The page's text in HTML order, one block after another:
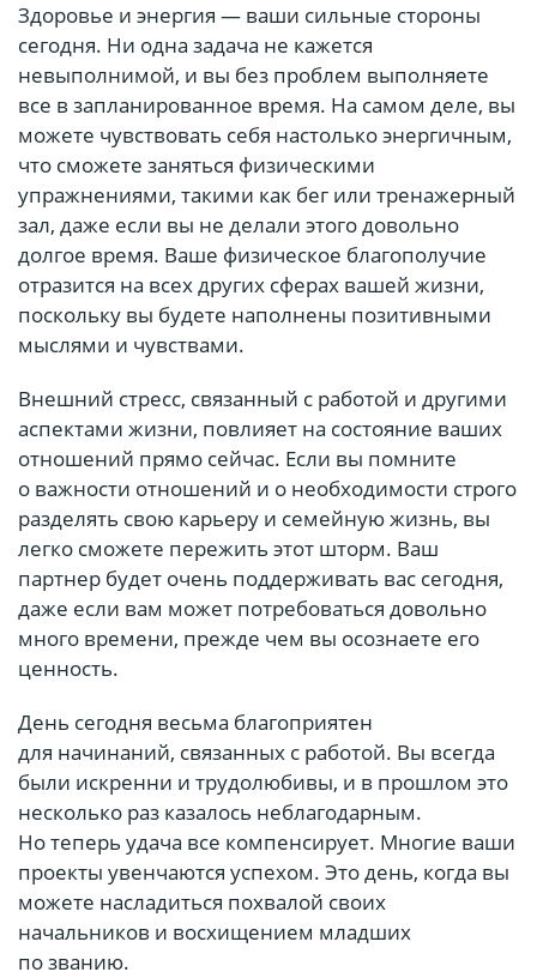
Здоровье и энергия — ваши сильные стороны
сегодня. Ни одна задача не кажется
невыполнимой, и вы без проблем выполняете
все в запланированное время. На самом деле, вы
можете чувствовать себя настолько энергичным,
что сможете заняться физическими
упражнениями, такими как бег или тренажерный
зал, даже если вы не делали этого довольно
долгое время. Ваше физическое благополучие
отразится на всех других сферах вашей жизни,
поскольку вы будете наполнены позитивными
мыслями и чувствами.
Внешний стресс, связанный с работой и другими
аспектами жизни, повлияет на состояние ваших
отношений прямо сейчас. Если вы помните
о важности отношений и о необходимости строго
разделять свою карьеру и семейную жизнь, вы
легко сможете пережить этот шторм. Ваш
партнер будет очень поддерживать вас сегодня,
даже если вам может потребоваться довольно
много времени, прежде чем вы осознаете его
ценность.
День сегодня весьма благоприятен
для начинаний, связанных с работой. Вы всегда
были искренни и трудолюбивы, и в прошлом это
несколько раз казалось неблагодарным.
Но теперь удача все компенсирует. Многие ваши
проекты увенчаются успехом. Это день, когда вы
можете насладиться похвалой своих
начальников и восхищением младших
по званию.